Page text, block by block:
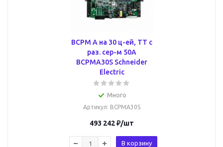
BCPM A на 30 ц-ей, ТТ с
раз. сер-м 50А
BCPMA30S Schneider
Electric
Много
Артикул: BCPMA30S
493 242₽/шт
В корзину